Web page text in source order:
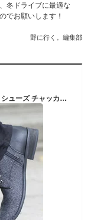
冬ドライブに最適な
でお願いします！
野に行く。編集部
ブーツ メンズ 靴 冬靴 メンズブーツ ブーツメンズ シューズ チャッカブーツ ショートブーツ スニーカー シューズメンズ レザー サイドジップ サイドジップブーツ メンズファッション 40代 ちょいワル ファッション 冬 50代 カジュアルシューズ カジュアルブーツ 30代